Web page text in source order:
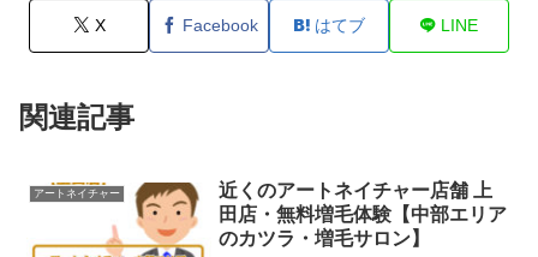
X Facebook はてブ LINE
関連記事
アートネイチャー
近くのアートネイチャー店舗 上
田店・無料増毛体験【中部エリア
のカツラ・増毛サロン】